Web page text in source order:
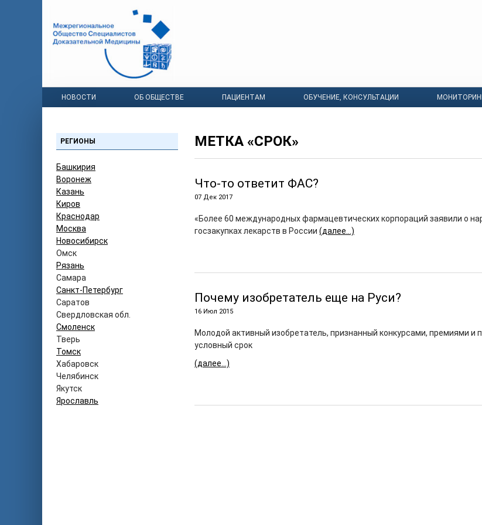
НОВОСТИ ОБ ОБЩЕСТВЕ ПАЦИЕНТАМ ОБУЧЕНИЕ, КОНСУЛЬТАЦИИ
РЕГИОНЫ
Башкирия
Воронеж
Казань
Киров
Краснодар
Москва
Новосибирск
Омск
Рязань
Самара
Санкт-Петербург
Саратов
Свердловская обл.
Смоленск
Тверь
Томск
Хабаровск
Челябинск
Якутск
Ярославль
МЕТКА «СРОК»
Что-то ответит ФАС?
07 Дек 2017
«Более 60 международных фармацевтических корпораций заявили о
госзакупках лекарств в России (далее…)
Почему изобретатель еще на Руси?
16 Июл 2015
Молодой активный изобретатель, признанный конкурсами, премиями и
условный срок
(далее…)